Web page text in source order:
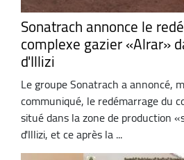
Sonatrach annonce le
complexe gazier «Alrar»
d'Illizi
Le groupe Sonatrach a annoncé,
communiqué, le redémarrage du
situé dans la zone de production
d'Illizi, et ce après la ...